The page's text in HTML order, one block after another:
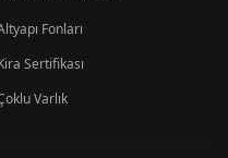
Fonları
Sertifikası
Varlık